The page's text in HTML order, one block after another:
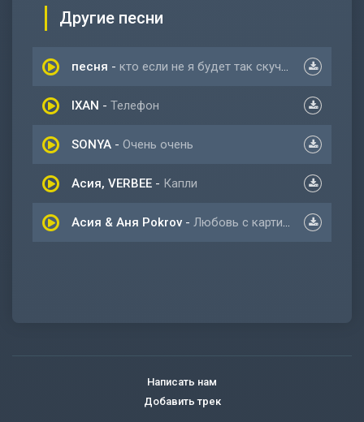
Другие песни
песня - кто если не я будет так скучать
IXAN - Телефон
SONYA - Очень очень
Асия, VERBEE - Капли
Асия & Аня Pokrov - Любовь с картинки
Написать нам
Добавить трек